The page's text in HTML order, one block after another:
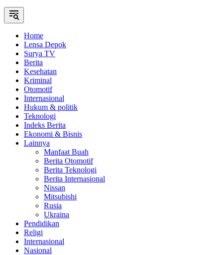
Home
Lensa Depok
Surya TV
Berita
Kesehatan
Kriminal
Otomotif
Internasional
Hukum & politik
Teknologi
Indeks Berita
Ekonomi & Bisnis
Lainnya
Manfaat Buah
Berita Otomotif
Berita Teknologi
Berita Internasional
Nissan
Mitsubishi
Rusia
Ukraina
Pendidikan
Religi
Internasional
Nasional